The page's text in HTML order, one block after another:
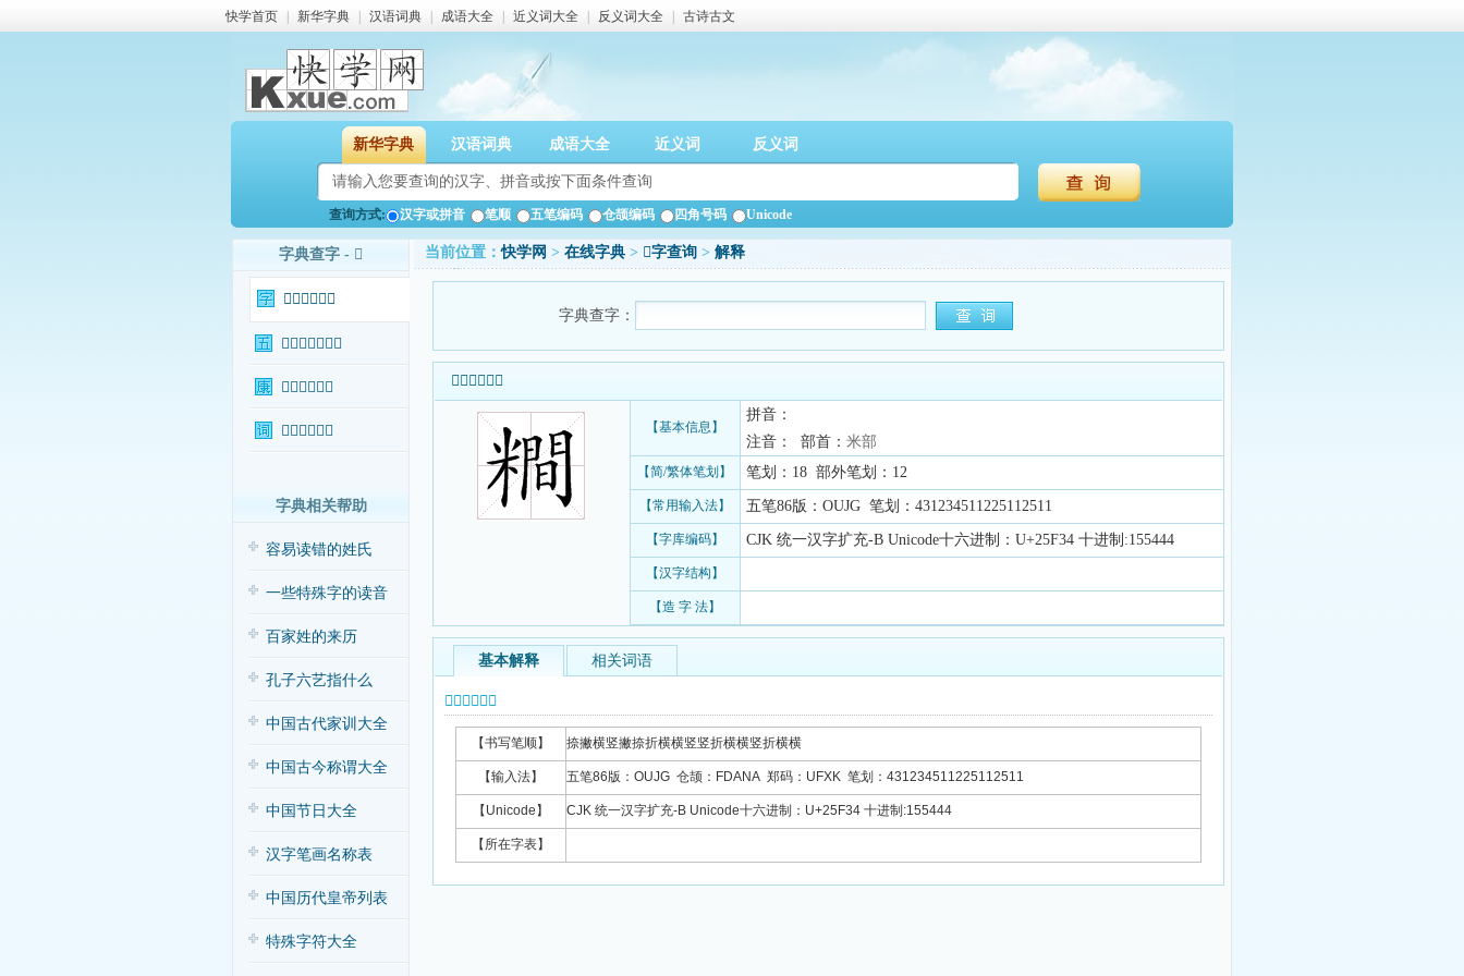
快学首页 新华字典 汉语词典 成语大全 近义词大全 反义词大全 古诗古文
新华字典 汉语词典 成语大全 近义词 反义词
查询方式: 汉字或拼音 笔顺 五笔编码 仓颉编码 四角号码 Unicode
字典查字 - 𥼴
𥼴字基本信息
𥼴字输入法查询
𥼴字康熙字典
𥼴字相关词语
字典相关帮助
容易读错的姓氏
一些特殊字的读音
百家姓的来历
孔子六艺指什么
中国古代家训大全
中国古今称谓大全
中国节日大全
汉字笔画名称表
中国历代皇帝列表
特殊字符大全
当前位置：快学网 > 在线字典 > 𥼴字查询 > 解释
字典查字：
𥼴字基本信息
【基本信息】
拼音：
注音： 部首： 米部
【简/繁体笔划】 笔划：18 部外笔划：12
【常用输入法】 五笔86版：OUJG 笔划：431234511225112511
【字库编码】 CJK 统一汉字扩充-B Unicode十六进制：U+25F34 十进制:155444
【汉字结构】
【造 字 法】
基本解释 相关词语
𥼴字基本信息
【书写笔顺】 捺撇横竖撇捺折横横竖竖折横横竖折横横
【输入法】 五笔86版：OUJG 仓颉：FDANA 郑码：UFXK 笔划：431234511225112511
【Unicode】 CJK 统一汉字扩充-B Unicode十六进制：U+25F34 十进制:155444
【所在字表】